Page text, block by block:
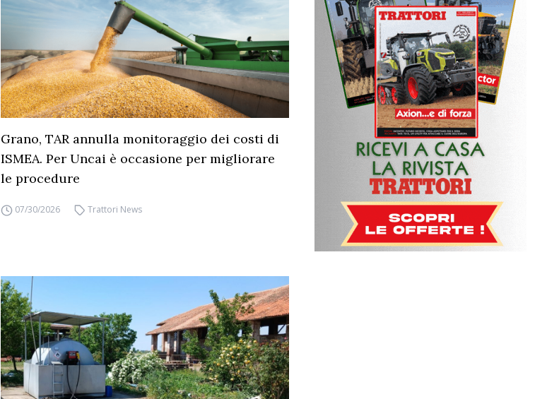
Grano, TAR annulla monitoraggio dei costi di
ISMEA. Per Uncai è occasione per migliorare
le procedure
07/30/2026 Trattori News